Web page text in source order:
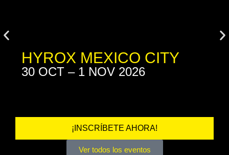
HYROX MEXICO CITY
30 OCT – 1 NOV 2026
¡INSCRÍBETE AHORA!
Ver todos los eventos